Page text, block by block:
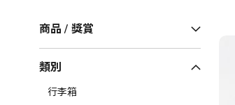
商品 / 獎賞
類別
行李箱